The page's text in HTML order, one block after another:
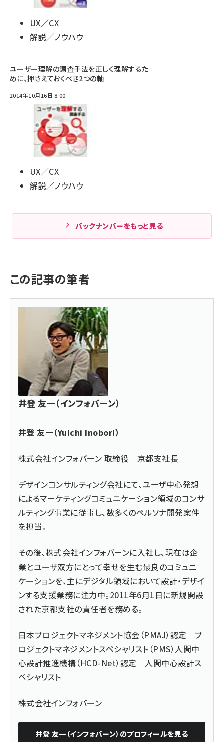
UX／CX
解説／ノウハウ
ユーザー理解の調査手法を正しく理解するた
めに、押さえておくべき2つの軸
2014年10月16日 8:00
UX／CX
解説／ノウハウ
バックナンバーをもっと見る
この記事の筆者
井登 友一（インフォバーン）
井登 友一（Yuichi Inobori）
株式会社インフォバーン 取締役 京都支社長
デザインコンサルティング会社にて、ユーザ中心発想
によるマーケティングコミュニケーション領域のコンサ
ルティング事業に従事し、数多くのペルソナ開発案件
を担当。
その後、株式会社インフォバーンに入社し、現在は企
業とユーザ双方にとって幸せを生む最良のコミュニ
ケーションを、主にデジタル領域において設計・デザイ
ンする支援業務に注力中。2011年6月1日に新規開設
された京都支社の責任者を務める。
日本プロジェクトマネジメント協会（PMAJ）認定 プ
ロジェクトマネジメントスペシャリスト（PMS）人間中
心設計推進機構（HCD-Net）認定 人間中心設計ス
ペシャリスト
株式会社インフォバーン
井登 友一（インフォバーン） のプロフィールを見る